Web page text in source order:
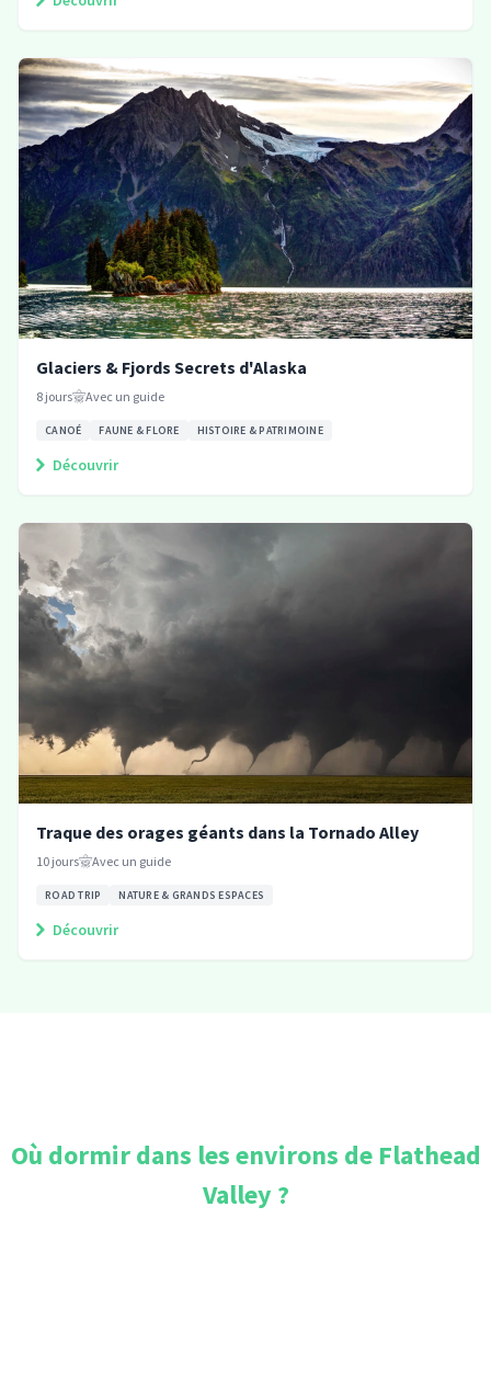
Glaciers & Fjords Secrets d'Alaska
8 jours Avec un guide
CANOÉ FAUNE & FLORE HISTOIRE & PATRIMOINE
Découvrir
Traque des orages géants dans la Tornado Alley
10 jours Avec un guide
ROAD TRIP NATURE & GRANDS ESPACES
Découvrir
Où dormir dans les environs de Flathead
Valley ?